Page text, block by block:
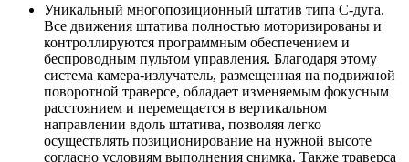
Уникальный многопозиционный штатив типа С-дуга.
Все движения штатива полностью моторизированы и
контроллируются программным обеспечением и
беспроводным пультом управления. Благодаря этому
система камера-излучатель, размещенная на подвижной
поворотной траверсе, обладает изменяемым фокусным
расстоянием и перемещается в вертикальном
направлении вдоль штатива, позволяя легко
осуществлять позиционирование на нужной высоте
согласно условиям выполнения снимка. Также траверса